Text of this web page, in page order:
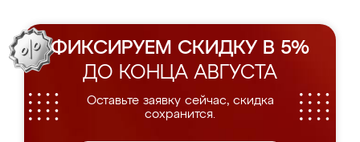
ФИКСИРУЕМ СКИДКУ В 5%
ДО КОНЦА АВГУСТА
Оставьте заявку сейчас, скидка
сохранится.